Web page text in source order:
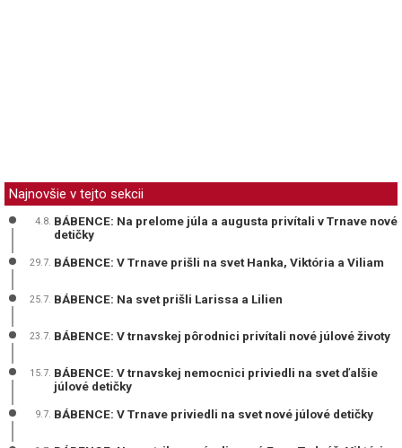
Najnovšie v tejto sekcii
4.8. BÁBENCE: Na prelome júla a augusta privítali v Trnave nové
detičky
29.7. BÁBENCE: V Trnave prišli na svet Hanka, Viktória a Viliam
25.7. BÁBENCE: Na svet prišli Larissa a Lilien
23.7. BÁBENCE: V trnavskej pôrodnici privítali nové júlové životy
15.7. BÁBENCE: V trnavskej nemocnici priviedli na svet ďalšie
júlové detičky
9.7. BÁBENCE: V Trnave priviedli na svet nové júlové detičky